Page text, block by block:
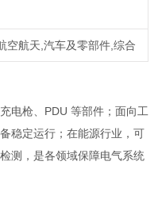
空航天,汽车及零部件,综合
电枪、PDU 等部件；面向工
稳定运行；在能源行业，可
测，是各领域保障电气系统